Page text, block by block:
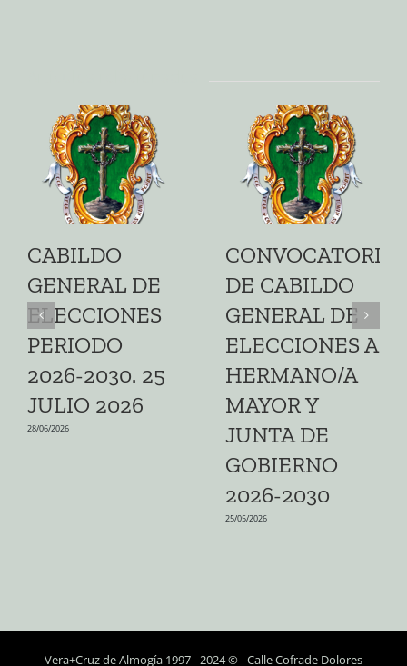
CABILDO
GENERAL DE
ELECCIONES
PERIODO
2026-2030. 25
JULIO 2026
28/06/2026
CONVOCATORIA
DE CABILDO
GENERAL DE
ELECCIONES A
HERMANO/A
MAYOR Y
JUNTA DE
GOBIERNO
2026-2030
25/05/2026
Vera+Cruz de Almogía 1997 - 2024 © - Calle Cofrade Dolores